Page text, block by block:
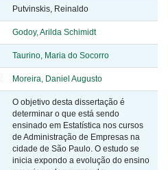
Putvinskis, Reinaldo
Godoy, Arilda Schimidt
Taurino, Maria do Socorro
Moreira, Daniel Augusto
O objetivo desta dissertação é
determinar o que está sendo
ensinado em Estatística nos cursos
de Administração de Empresas na
cidade de São Paulo. O estudo se
inicia expondo a evolução do ensino